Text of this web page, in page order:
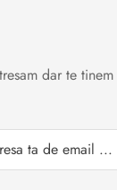
dar te